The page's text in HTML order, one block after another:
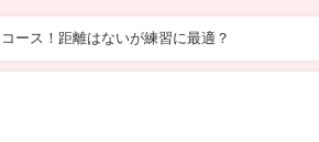
ース！距離はないが練習に最適？